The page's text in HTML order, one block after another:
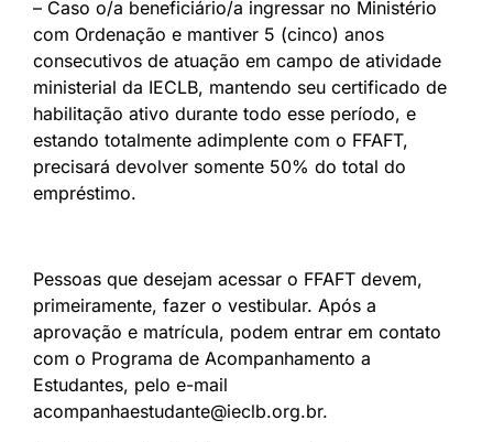
– Caso o/a beneficiário/a ingressar no Ministério
com Ordenação e mantiver 5 (cinco) anos
consecutivos de atuação em campo de atividade
ministerial da IECLB, mantendo seu certificado de
habilitação ativo durante todo esse período, e
estando totalmente adimplente com o FFAFT,
precisará devolver somente 50% do total do
empréstimo.
Pessoas que desejam acessar o FFAFT devem,
primeiramente, fazer o vestibular. Após a
aprovação e matrícula, podem entrar em contato
com o Programa de Acompanhamento a
Estudantes, pelo e-mail
acompanhaestudante@ieclb.org.br.